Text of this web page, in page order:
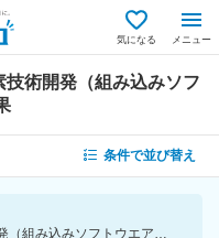
気になる メニュー
術開発（組み込みソフ
条件で並び替え
[職種]基礎研究・先行開発・要素技術開発（組み込みソフトウエア） [勤務地]海外